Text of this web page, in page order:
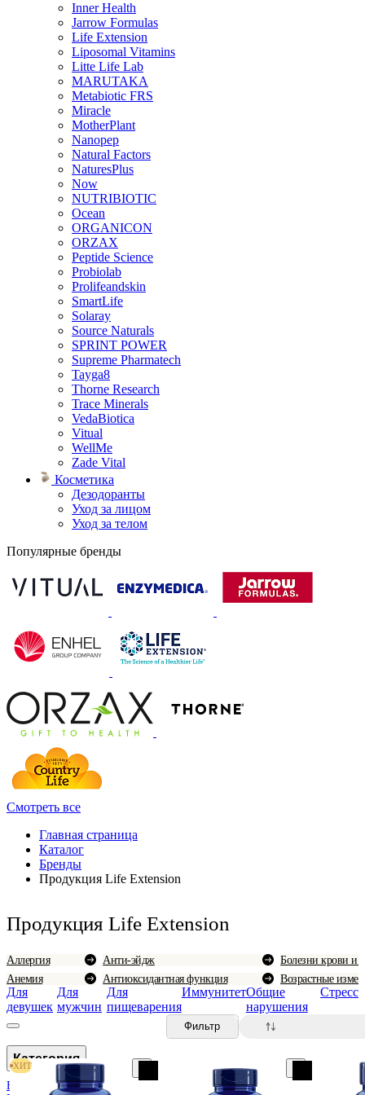
Inner Health
Jarrow Formulas
Life Extension
Liposomal Vitamins
Litte Life Lab
MARUTAKA
Metabiotic FRS
Miracle
MotherPlant
Nanopep
Natural Factors
NaturesPlus
Now
NUTRIBIOTIC
Ocean
ORGANICON
ORZAX
Peptide Science
Probiolab
Prolifeandskin
SmartLife
Solaray
Source Naturals
SPRINT POWER
Supreme Pharmatech
Tayga8
Thorne Research
Trace Minerals
VedaBiotica
Vitual
WellMe
Zade Vital
Косметика
Дезодоранты
Уход за лицом
Уход за телом
Популярные бренды
Смотреть все
Главная страница
Каталог
Бренды
Продукция Life Extension
Продукция Life Extension
Аллергия
Анемия
Анти-эйдж
Антиоксидантная функция
Болезни крови и
Возрастные
Для
девушек
Для
мужчин
Для
пищеварения
ИммунитетОбщие
нарушения
Стресс
Категория
BAE Lab
Фильтр
0
ХИТ